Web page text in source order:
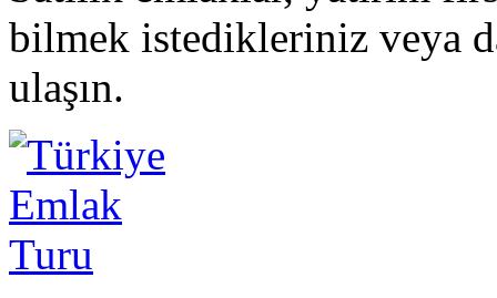
bilmek istedikleriniz veya
ulaşın.